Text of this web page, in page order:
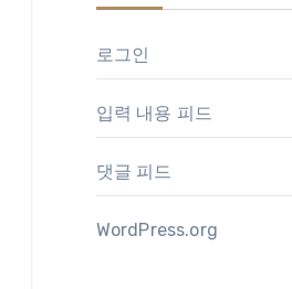
로그인
입력 내용 피드
댓글 피드
WordPress.org